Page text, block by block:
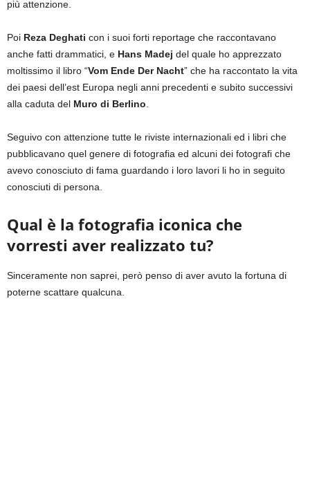
più attenzione.
Poi Reza Deghati con i suoi forti reportage che raccontavano
anche fatti drammatici, e Hans Madej del quale ho apprezzato
moltissimo il libro “Vom Ende Der Nacht” che ha raccontato la vita
dei paesi dell’est Europa negli anni precedenti e subito successivi
alla caduta del Muro di Berlino.
Seguivo con attenzione tutte le riviste internazionali ed i libri che
pubblicavano quel genere di fotografia ed alcuni dei fotografi che
avevo conosciuto di fama guardando i loro lavori li ho in seguito
conosciuti di persona.
Qual è la fotografia iconica che
vorresti aver realizzato tu?
Sinceramente non saprei, però penso di aver avuto la fortuna di
poterne scattare qualcuna.